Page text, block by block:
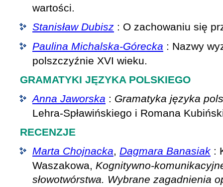
wartości.
Stanisław Dubisz : O zachowaniu się
Paulina Michalska-Górecka : Nazwy
polszczyźnie XVI wieku.
GRAMATYKI JĘZYKA POLSKIEGO
Anna Jaworska : Gramatyka języka
Lehra-Spławińskiego i Romana
RECENZJE
Marta Chojnacka, Dagmara Banasiak :
Waszakowa, Kognitywno-
słowotwórstwa. Wybrane zagadnienia